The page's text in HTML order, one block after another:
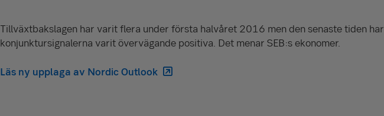
Tillväxtbakslagen har va­rit flera under första halvåret 2016 men den senaste tiden har
konjunktursignalerna varit övervägande positiva. Det menar SEB:s ekonomer.
Läs ny upplaga av Nordic Outlook